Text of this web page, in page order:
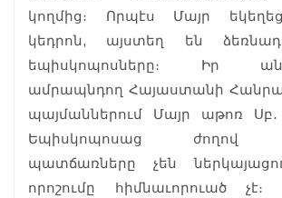
կողմից։ Որպէս Մայր
կեդրոն, այստեղ են
եպիսկոպոսները։ Իր
ամրապնդող Հայաստանի
պայմաններում Մայր աթոռ Սբ․
Եպիսկոպոսաց ժողով
պատճառները չեն
որոշումը հիմնաւորուած չէ։